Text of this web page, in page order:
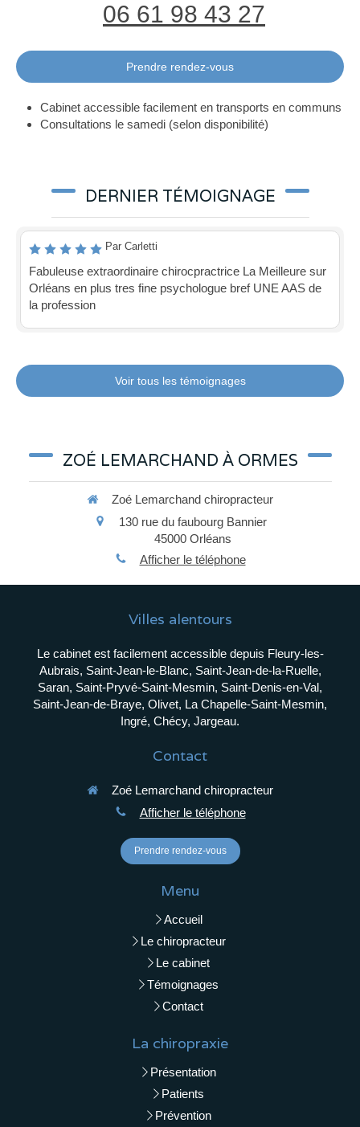
06 61 98 43 27
Prendre rendez-vous
Cabinet accessible facilement en transports en communs
Consultations le samedi (selon disponibilité)
DERNIER TÉMOIGNAGE
Par Carletti
Fabuleuse extraordinaire chirocpractrice La Meilleure sur
Orléans en plus tres fine psychologue bref UNE AAS de
la profession
Voir tous les témoignages
ZOÉ LEMARCHAND À ORMES
Zoé Lemarchand chiropracteur
130 rue du faubourg Bannier
45000 Orléans
Afficher le téléphone
Villes alentours
Le cabinet est facilement accessible depuis Fleury-les-
Aubrais, Saint-Jean-le-Blanc, Saint-Jean-de-la-Ruelle,
Saran, Saint-Pryvé-Saint-Mesmin, Saint-Denis-en-Val,
Saint-Jean-de-Braye, Olivet, La Chapelle-Saint-Mesmin,
Ingré, Chécy, Jargeau.
Contact
Zoé Lemarchand chiropracteur
Afficher le téléphone
Prendre rendez-vous
Menu
Accueil
Le chiropracteur
Le cabinet
Témoignages
Contact
La chiropraxie
Présentation
Patients
Prévention